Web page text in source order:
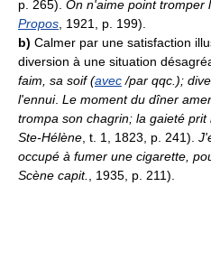
p. 265). On n'aime point tromper
Propos , 1921, p. 199).
b) Calmer par une satisfaction
diversion à une situation
faim, sa soif (avec/par qqc.);
l'ennui. Le moment du dîner
trompa son chagrin; la gaieté prit
Ste-Hélène , t. 1, 1823, p. 241).
occupé à fumer une cigarette,
Scène capit.
, 1935, p. 211).